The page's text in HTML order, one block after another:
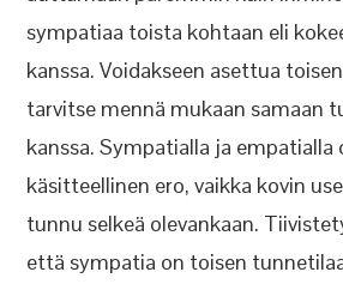
sympatiaa toista kohtaan eli
kanssa. Voidakseen asettua
tarvitse mennä mukaan samaan
kanssa. Sympatialla ja empatialla
käsitteellinen ero, vaikka kovin
tunnu selkeä olevankaan.
että sympatia on toisen